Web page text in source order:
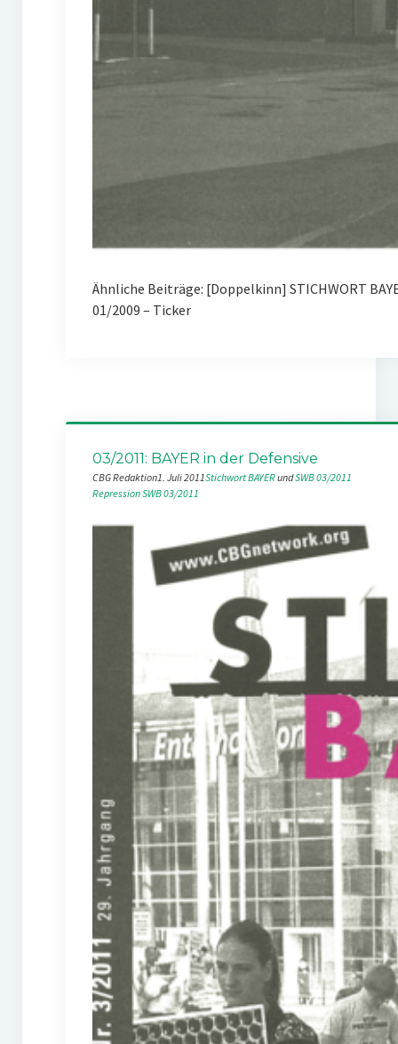
Ähnliche Beiträge: [Doppelkinn] STICHWORT
01/2009 – Ticker
03/2011: BAYER in der Defensive
CBG Redaktion1. Juli 2011Stichwort BAYER und SWB 03/2011
RepressionSWB 03/2011